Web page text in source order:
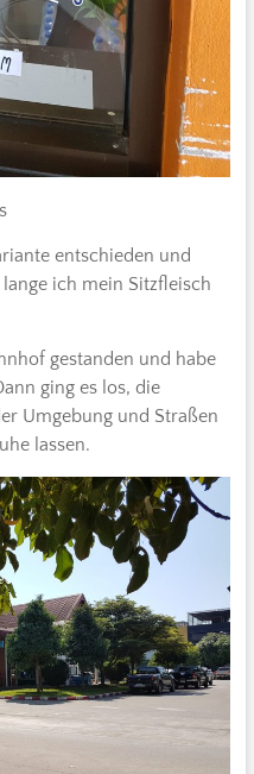
entschieden und
ich mein Sitzfleisch
gestanden und habe
ging es los, die
Umgebung und Straßen
lassen.